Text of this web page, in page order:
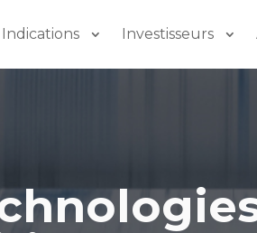
Indications Investisseurs